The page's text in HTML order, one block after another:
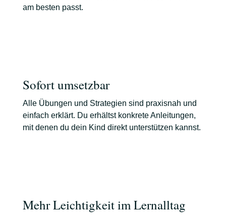
am besten passt.
Sofort umsetzbar
Alle Übungen und Strategien sind praxisnah und
einfach erklärt. Du erhältst konkrete Anleitungen,
mit denen du dein Kind direkt unterstützen kannst.
Mehr Leichtigkeit im Lernalltag